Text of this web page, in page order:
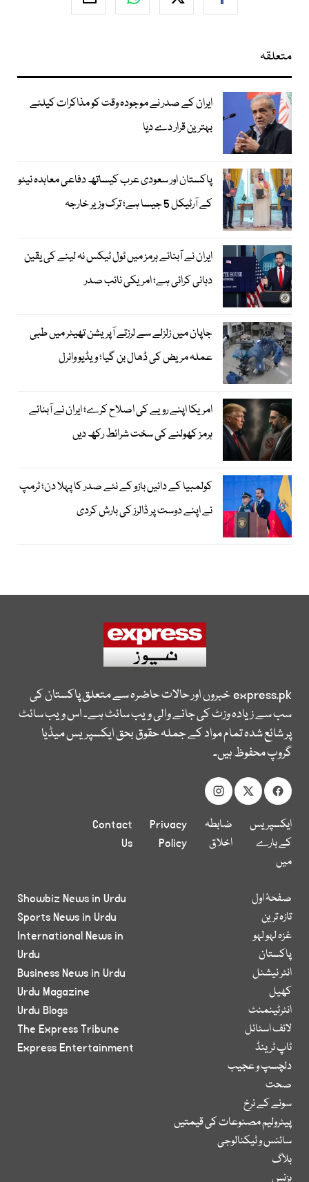
متعلقہ
ایران کے صدر نے موجودہ وقت کو مذاکرات کیلئے
بہترین قرار دے دیا
پاکستان اور سعودی عرب کیساتھ دفاعی معاہدہ نیٹو
کے آرٹیکل 5 جیسا ہے؛ ترک وزیر خارجہ
ایران نے آبنائے ہرمز میں ٹول ٹیکس نہ لینے کی یقین
دہانی کرائی ہے؛ امریکی نائب صدر
جاپان میں زلزلے سے لرزتے آپریشن تھیٹر میں طبی
عملہ مریض کی ڈھال بن گیا؛ ویڈیو وائرل
امریکا اپنے رویے کی اصلاح کرے؛ ایران نے آبنائے
ہرمز کھولنے کی سخت شرائط رکھ دیں
کولمبیا کے دائیں بازو کے نئے صدر کا پہلا دن؛ ٹرمپ
نے اپنے دوست پر ڈالرز کی بارش کردی
express.pkخبروں اور حالات حاضرہ سے متعلق پاکستان کی
سب سے زیادہ وزٹ کی جانے والی ویب سائٹ ہے۔ اس ویب سائٹ
پر شائع شدہ تمام مواد کے جملہ حقوق بحق ایکسپریس میڈیا
گروپ محفوظ ہیں۔
ایکسپریس
کے بارے
میں
ضابطہ
اخلاق
Privacy
Policy
Contact
Us
صفحۂ اول
تازہ ترین
غزہ لہو لہو
پاکستان
انٹر نیشنل
کھیل
انٹرٹینمنٹ
لائف اسٹائل
ٹاپ ٹرینڈ
دلچسپ و عجیب
صحت
سونے کے نرخ
پیٹرولیم مصنوعات کی قیمتیں
سائنس و ٹیکنالوجی
بلاگ
بزنس
Showbiz News in Urdu
Sports News in Urdu
International News in
Urdu
Business News in Urdu
Urdu Magazine
Urdu Blogs
The Express Tribune
Express Entertainment